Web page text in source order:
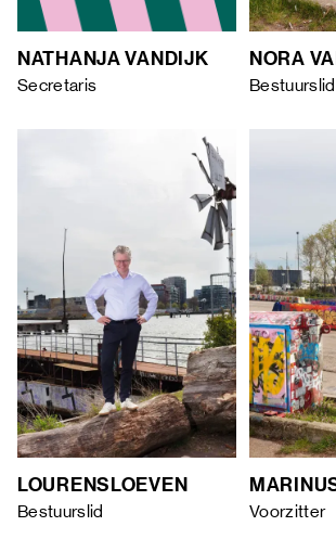
NATHANJA VANDIJK
Secretaris
NORA
Bestuurslid
LOURENSLOEVEN
Bestuurslid Voorzitter